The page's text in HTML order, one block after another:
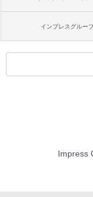
インプレスグルー
Impress